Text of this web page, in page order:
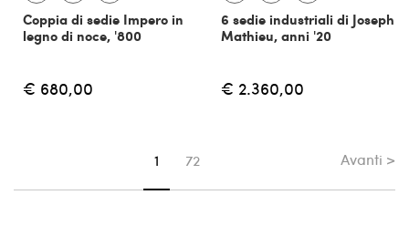
Coppia di sedie Impero in
legno di noce, '800
€ 680,00
6 sedie industriali di Joseph
Mathieu, anni '20
€ 2.360,00
Sei su pagina
1 72 Avanti >